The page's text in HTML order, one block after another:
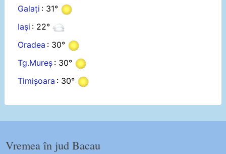
Galați : 31°
Iași : 22°
Oradea : 30°
Tg.Mureș : 30°
Timișoara : 30°
Vremea în jud Bacau